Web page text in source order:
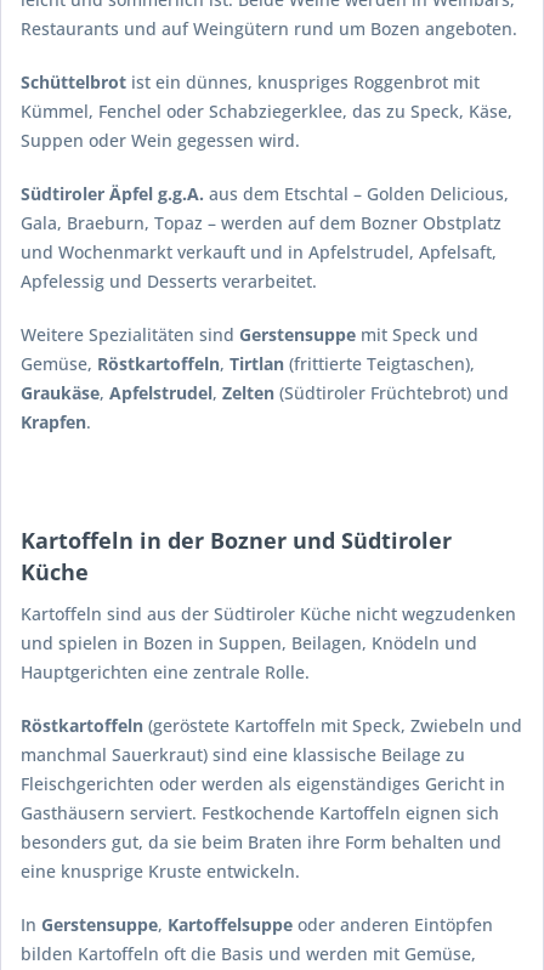
Restaurants und auf Weingütern rund um Bozen angeboten.
Schüttelbrot ist ein dünnes, knuspriges Roggenbrot mit
Kümmel, Fenchel oder Schabziegerklee, das zu Speck, Käse,
Suppen oder Wein gegessen wird.
Südtiroler Äpfel g.g.A. aus dem Etschtal – Golden Delicious,
Gala, Braeburn, Topaz – werden auf dem Bozner Obstplatz
und Wochenmarkt verkauft und in Apfelstrudel, Apfelsaft,
Apfelessig und Desserts verarbeitet.
Weitere Spezialitäten sind Gerstensuppe mit Speck und
Gemüse, Röstkartoffeln, Tirtlan (frittierte Teigtaschen),
Graukäse, Apfelstrudel, Zelten (Südtiroler Früchtebrot) und
Krapfen.
Kartoffeln in der Bozner und Südtiroler
Küche
Kartoffeln sind aus der Südtiroler Küche nicht wegzudenken
und spielen in Bozen in Suppen, Beilagen, Knödeln und
Hauptgerichten eine zentrale Rolle.
Röstkartoffeln (geröstete Kartoffeln mit Speck, Zwiebeln und
manchmal Sauerkraut) sind eine klassische Beilage zu
Fleischgerichten oder werden als eigenständiges Gericht in
Gasthäusern serviert. Festkochende Kartoffeln eignen sich
besonders gut, da sie beim Braten ihre Form behalten und
eine knusprige Kruste entwickeln.
In Gerstensuppe, Kartoffelsuppe oder anderen Eintöpfen
bilden Kartoffeln oft die Basis und werden mit Gemüse,